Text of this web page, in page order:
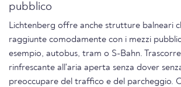
pubblico
Lichtenberg offre anche strutture balneari
raggiunte comodamente con i mezzi
esempio, autobus, tram o S-Bahn.
rinfrescante all'aria aperta senza dover
preoccupare del traffico e del parcheggio.